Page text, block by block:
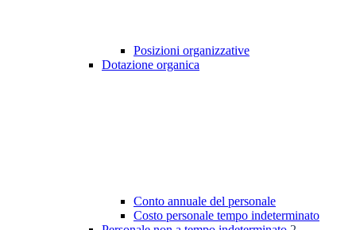
Posizioni organizzative
Dotazione organica
Conto annuale del personale
Costo personale tempo indeterminato